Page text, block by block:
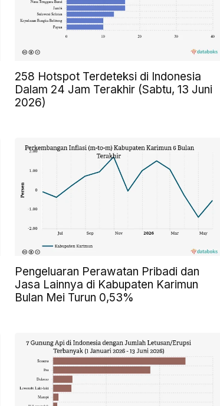
258 Hotspot Terdeteksi di Indonesia
Dalam 24 Jam Terakhir (Sabtu, 13 Juni
2026)
Pengeluaran Perawatan Pribadi dan
Jasa Lainnya di Kabupaten Karimun
Bulan Mei Turun 0,53%